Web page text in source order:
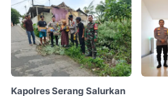
Kapolres Serang Salurkan